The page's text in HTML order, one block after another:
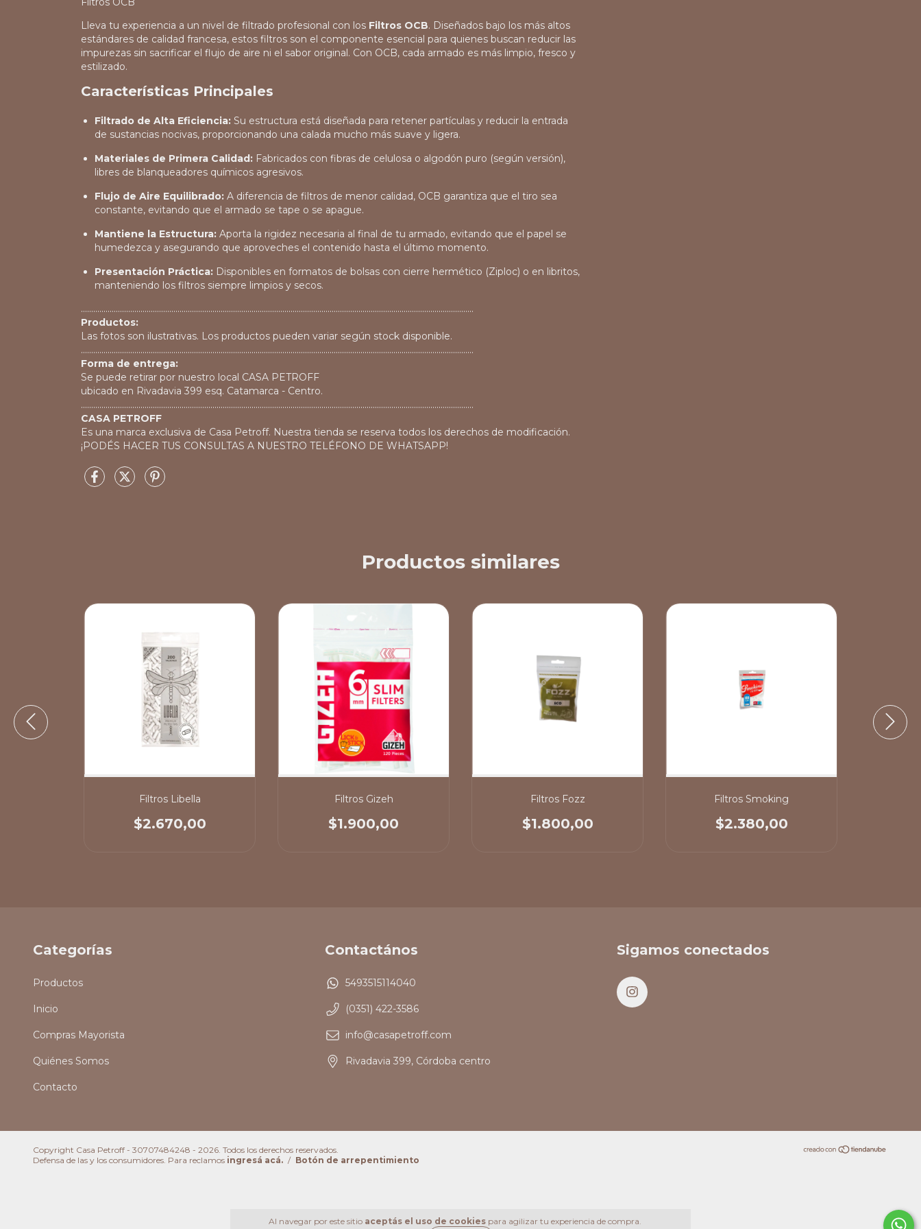
Al navegar por este sitio aceptás el uso de cookies para agilizar tu experiencia de compra.
Lleva tu experiencia a un nivel de filtrado profesional con los Filtros OCB. Diseñados bajo los más altos
estándares de calidad francesa, estos filtros son el componente esencial para quienes buscan reducir las
impurezas sin sacrificar el flujo de aire ni el sabor original. Con OCB, cada armado es más limpio, fresco y
estilizado.
Características Principales
Filtrado de Alta Eficiencia: Su estructura está diseñada para retener partículas y reducir la entrada
de sustancias nocivas, proporcionando una calada mucho más suave y ligera.
Materiales de Primera Calidad: Fabricados con fibras de celulosa o algodón puro (según versión),
libres de blanqueadores químicos agresivos.
Flujo de Aire Equilibrado: A diferencia de filtros de menor calidad, OCB garantiza que el tiro sea
constante, evitando que el armado se tape o se apague.
Mantiene la Estructura: Aporta la rigidez necesaria al final de tu armado, evitando que el papel se
humedezca y asegurando que aproveches el contenido hasta el último momento.
Presentación Práctica: Disponibles en formatos de bolsas con cierre hermético (Ziploc) o en libritos,
manteniendo los filtros siempre limpios y secos.
...............................................................................................................................................................................................
Productos:
Las fotos son ilustrativas. Los productos pueden variar según stock disponible.
...............................................................................................................................................................................................
Forma de entrega:
Se puede retirar por nuestro local CASA PETROFF
ubicado en Rivadavia 399 esq. Catamarca - Centro.
...............................................................................................................................................................................................
CASA PETROFF
Es una marca exclusiva de Casa Petroff. Nuestra tienda se reserva todos los derechos de modificación.
¡PODÉS HACER TUS CONSULTAS A NUESTRO TELÉFONO DE WHATSAPP!
Productos similares
Filtros Libella
$2.670,00
Filtros Gizeh
$1.900,00
Filtros Fozz
$1.800,00
Filtros Smoking
$2.380,00
Categorías
Productos
Inicio
Compras Mayorista
Quiénes Somos
Contacto
Contactános
5493515114040
(0351) 422-3586
info@casapetroff.com
Rivadavia 399, Córdoba centro
Sigamos conectados
Copyright Casa Petroff - 30707484248 - 2026. Todos los derechos reservados.
Defensa de las y los consumidores. Para reclamos ingresá acá. / Botón de arrepentimiento